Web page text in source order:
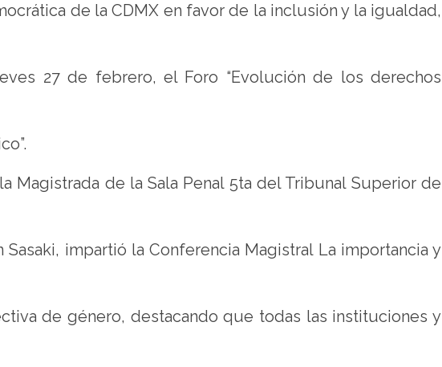
de la CDMX en favor de la inclusión y la igualdad,
27 de febrero, el Foro “Evolución de los derechos
Magistrada de la Sala Penal 5ta del Tribunal Superior de
impartió la Conferencia Magistral La importancia y
de género, destacando que todas las instituciones y